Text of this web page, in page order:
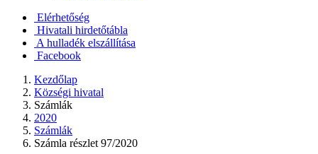
Elérhetőség
Hivatali hirdetőtábla
A hulladék elszállítása
Facebook
Kezdőlap
Községi hivatal
Számlák
2020
Számlák
Számla részlet 97/2020